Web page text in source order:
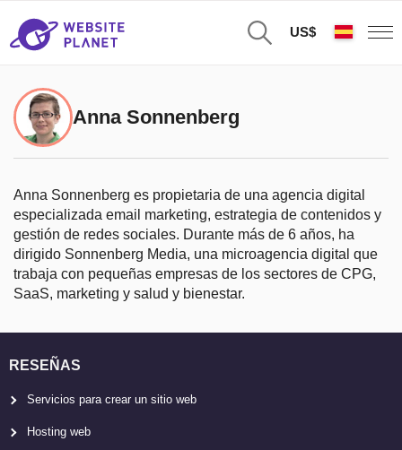
US$
Anna Sonnenberg
Anna Sonnenberg es propietaria de una agencia digital
especializada email marketing, estrategia de contenidos y
gestión de redes sociales. Durante más de 6 años, ha
dirigido Sonnenberg Media, una microagencia digital que
trabaja con pequeñas empresas de los sectores de CPG,
SaaS, marketing y salud y bienestar.
RESEÑAS
Servicios para crear un sitio web
Hosting web